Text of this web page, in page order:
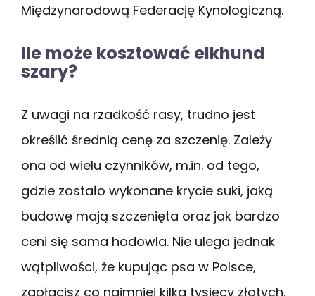
Międzynarodową Federację Kynologiczną.
Ile może kosztować elkhund
szary?
Z uwagi na rzadkość rasy, trudno jest
określić średnią cenę za szczenię. Zależy
ona od wielu czynników, m.in. od tego,
gdzie zostało wykonane krycie suki, jaką
budowę mają szczenięta oraz jak bardzo
ceni się sama hodowla. Nie ulega jednak
wątpliwości, że kupując psa w Polsce,
zapłacisz co najmniej kilka tysięcy złotych,